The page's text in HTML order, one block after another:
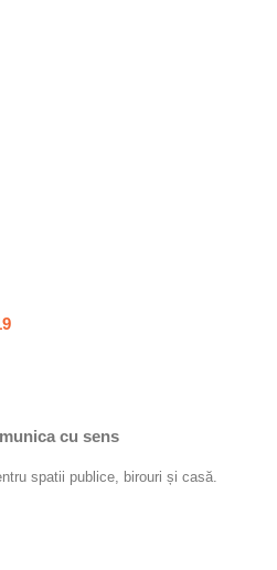
cu sens
spatii publice, birouri și casă.